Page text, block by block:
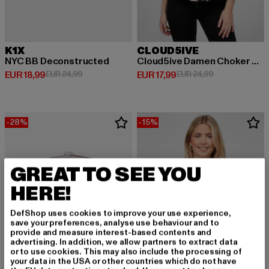
K1X
NYC BB Deconstructed
EUR 18,99
Derzeitiger Preis: EUR 18,99
EUR 24,99Aktionspreis: EUR 24,99
CLOUD5IVE
Cloud5ive Damen Choker Top mit Abstrakt Print
EUR 17,99
Derzeitiger Preis: EUR 17,99
EUR 24,99Aktionspreis:
-28% -15%
GREAT TO SEE YOU
HERE!
DefShop uses cookies to improve your use experience,
save your preferences, analyse use behaviour and to
provide and measure interest-based contents and
advertising. In addition, we allow partners to extract data
or to use cookies. This may also include the processing of
your data in the USA or other countries which do not have